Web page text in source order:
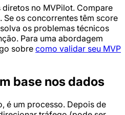
no MVPilot. Compare
Se os concorrentes têm score
os problemas técnicos
Para uma abordagem
sobre como validar seu MVP
base nos dados
é um processo. Depois de